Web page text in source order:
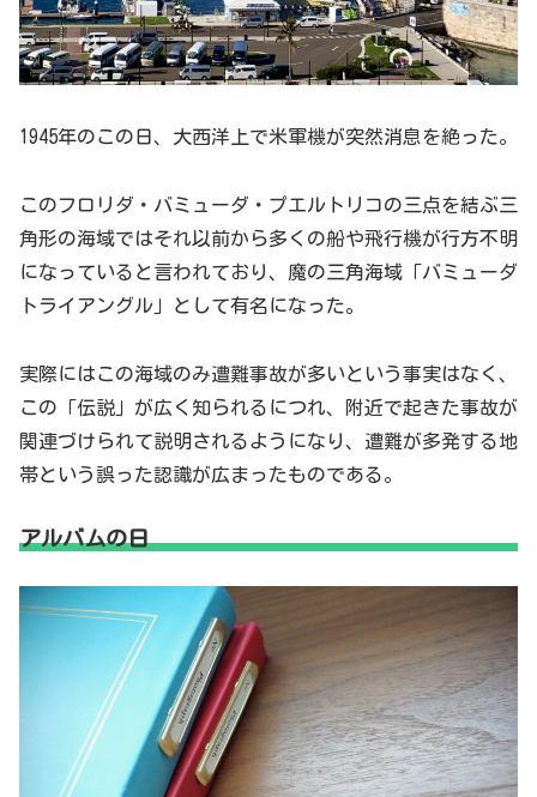
1945年のこの日、大西洋上で米軍機が突然消息を絶った。
このフロリダ・バミューダ・プエルトリコの三点を結ぶ三
角形の海域ではそれ以前から多くの船や飛行機が行方不明
になっていると言われており、魔の三角海域「バミューダ
トライアングル」として有名になった。
実際にはこの海域のみ遭難事故が多いという事実はなく、
この「伝説」が広く知られるにつれ、附近で起きた事故が
関連づけられて説明されるようになり、遭難が多発する地
帯という誤った認識が広まったものである。
アルバムの日